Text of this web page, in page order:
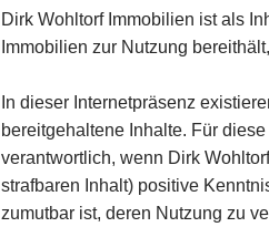
Dirk Wohltorf Immobilien ist als
Immobilien zur Nutzung
In dieser Internetpräsenz
bereitgehaltene Inhalte. Für
verantwortlich, wenn Dirk
strafbaren Inhalt) positive
zumutbar ist, deren Nutzung zu